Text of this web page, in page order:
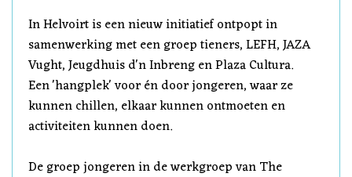
In Helvoirt is een nieuw initiatief ontpopt in
samenwerking met een groep tieners, LEFH, JAZA
Vught, Jeugdhuis d'n Inbreng en Plaza Cultura.
Een 'hangplek' voor én door jongeren, waar ze
kunnen chillen, elkaar kunnen ontmoeten en
activiteiten kunnen doen.
De groep jongeren in de werkgroep van The